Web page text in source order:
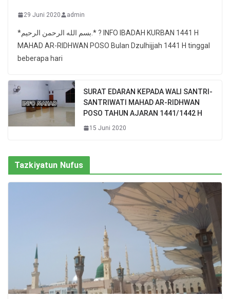
29 Juni 2020 admin
*بسم الله الرحمن الرحيم.* ? INFO IBADAH KURBAN 1441 H
MAHAD AR-RIDHWAN POSO Bulan Dzulhijjah 1441 H tinggal
beberapa hari
SURAT EDARAN KEPADA WALI SANTRI-
SANTRIWATI MAHAD AR-RIDHWAN
POSO TAHUN AJARAN 1441/1442 H
15 Juni 2020
Tazkiyatun Nufus